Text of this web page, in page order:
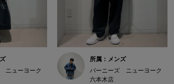
ニューヨーク
所属：メンズ
バーニーズ ニューヨーク
六本木店